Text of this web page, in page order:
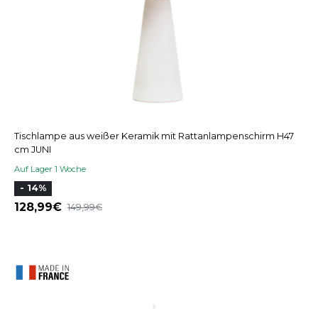
Tischlampe aus weißer Keramik mit Rattanlampenschirm H47
cm JUNI
Auf Lager 1 Woche
- 14%
128,99 149,99